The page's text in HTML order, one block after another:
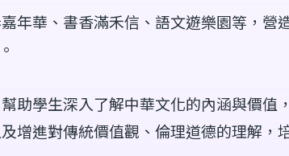
年華、書香滿禾信、語文遊樂園等，營
助學生深入了解中華文化的內涵與價值
增進對傳統價值觀、倫理道德的理解，